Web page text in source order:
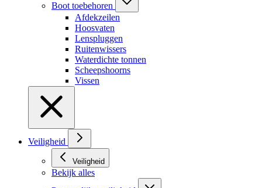
Boot toebehoren
Afdekzeilen
Hoosvaten
Lenspluggen
Ruitenwissers
Waterdichte tonnen
Scheepshoorns
Vissen
Veiligheid
Veiligheid
Bekijk alles